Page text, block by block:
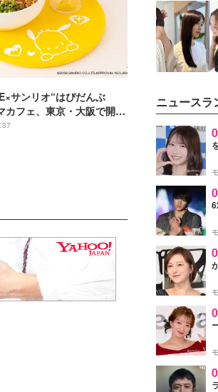
サンリオ“はぴだんぶ
カフェ、東京・大阪で開催
てなし
ニュースラ